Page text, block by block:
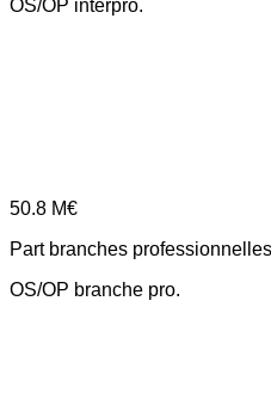
OS/OP interpro.
50.8 M€
Part branches professionnelles
OS/OP branche pro.